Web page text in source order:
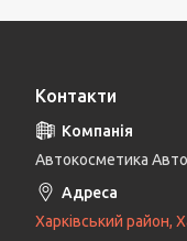
Контакти
Автокосметика
Харківський район,